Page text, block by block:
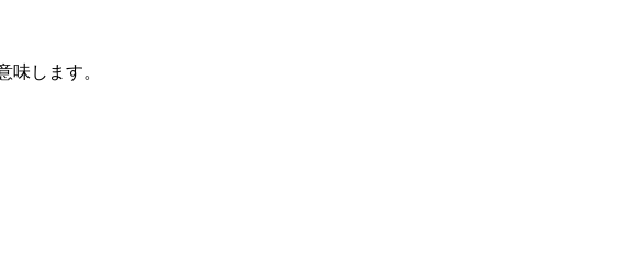
味します。